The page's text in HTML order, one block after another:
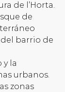
de l’Horta.
de
barrio de
la
urbanos.
zonas